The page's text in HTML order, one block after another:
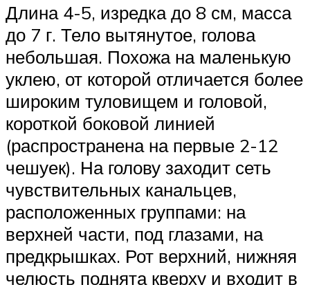
Длина 4-5, изредка до 8 см, масса
до 7 г. Тело вытянутое, голова
небольшая. Похожа на маленькую
уклею, от которой отличается более
широким туловищем и головой,
короткой боковой линией
(распространена на первые 2-12
чешуек). На голову заходит сеть
чувствительных канальцев,
расположенных группами: на
верхней части, под глазами, на
предкрышках. Рот верхний, нижняя
челюсть поднята кверху и входит в